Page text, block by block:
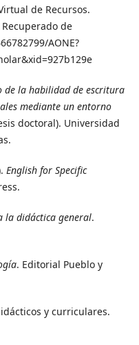
de Recursos.
Recuperado de
AONE?
de la habilidad de escritura
mediante un entorno
doctoral). Universidad
English for Specific
la didáctica general.
. Editorial Pueblo y
y curriculares.